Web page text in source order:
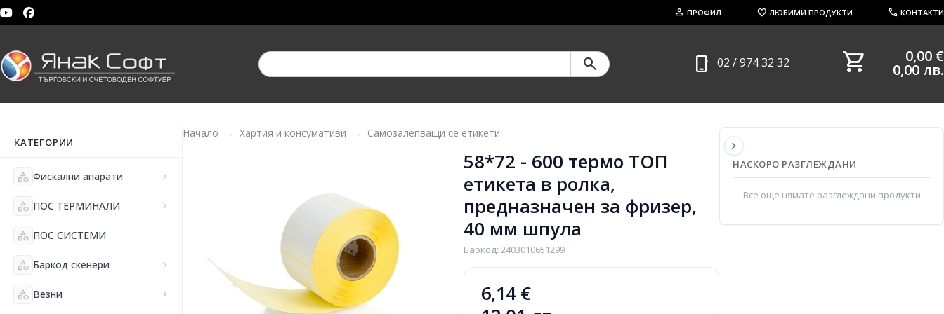
person ПРОФИЛ favorite ЛЮБИМИ ПРОДУКТИ call КОНТАКТИ
search phone_iphone 02 / 974 32 32 shopping_cart 0,00 €
0,00 лв.
КАТЕГОРИИ
category Фискални апарати chevron_right
category ПОС ТЕРМИНАЛИ chevron_right
category ПОС СИСТЕМИ
category Баркод скенери chevron_right
category Везни chevron_right
Начало Хартия и консумативи Самозалепващи се етикети
58*72 - 600 термо ТОП
етикета в ролка,
предназначен за фризер,
40 мм шпула
Баркод: 2403010651299
6,14 €
chevron_right
НАСКОРО РАЗГЛЕЖДАНИ
Все още нямате разглеждани продукти